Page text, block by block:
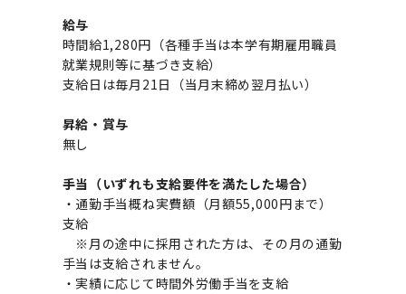
2011年度
給与
時間給1,280円（各種手当は本学有期雇用職員
就業規則等に基づき支給）
支給日は毎月21日（当月末締め翌月払い）
昇給・賞与
無し
手当（いずれも支給要件を満たした場合）
・通勤手当概ね実費額（月額55,000円まで）
支給
※月の途中に採用された方は、その月の通勤
手当は支給されません。
・実績に応じて時間外労働手当を支給